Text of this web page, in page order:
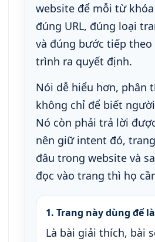
website để mỗi từ
đúng URL, đúng loại
và đúng bước tiếp
trình ra quyết định.
Nói dễ hiểu hơn, phân
không chỉ để biết
Nó còn phải trả lời
nên giữ intent đó,
đâu trong website và
đọc vào trang thì họ
1. Trang này dùng để
Là bài giải thích, bài